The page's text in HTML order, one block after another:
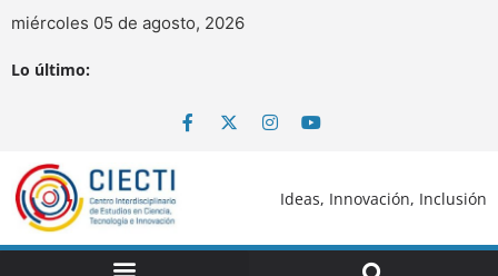
miércoles 05 de agosto, 2026
Lo último:
Ideas, Innovación, Inclusión